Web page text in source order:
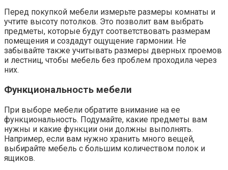
Перед покупкой мебели измерьте размеры комнаты и
учтите высоту потолков. Это позволит вам выбрать
предметы, которые будут соответствовать размерам
помещения и создадут ощущение гармонии. Не
забывайте также учитывать размеры дверных проемов
и лестниц, чтобы мебель без проблем проходила через
них.
Функциональность мебели
При выборе мебели обратите внимание на ее
функциональность. Подумайте, какие предметы вам
нужны и какие функции они должны выполнять.
Например, если вам нужно хранить много вещей,
выбирайте мебель с большим количеством полок и
ящиков.